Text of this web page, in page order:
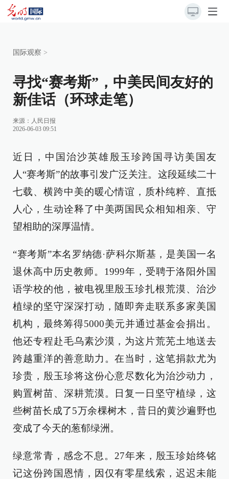
国际观察 >
寻找“赛考斯”，中美民间友好的
新佳话（环球走笔）
来源： 人民日报
2026-06-03 09:51
近日，中国治沙英雄殷玉珍跨国寻访美国友
人“赛考斯”的故事引发广泛关注。这段延续二十
七载、横跨中美的暖心情谊，质朴纯粹、直抵
人心，生动诠释了中美两国民众相知相亲、守
望相助的深厚温情。
“赛考斯”本名罗纳德·萨科尔斯基，是美国一名
退休高中历史教师。1999年，受聘于洛阳外国
语学校的他，被电视里殷玉珍扎根荒漠、治沙
植绿的坚守深深打动，随即奔走联系多家美国
机构，最终筹得5000美元并通过基金会捐出。
他还专程赴毛乌素沙漠，为这片荒芜土地送去
跨越重洋的善意助力。在当时，这笔捐款尤为
珍贵，殷玉珍将这份心意尽数化为治沙动力，
购置树苗、深耕荒漠。日复一日坚守植绿，这
些树苗长成了5万余棵树木，昔日的黄沙遍野也
变成了今天的葱郁绿洲。
绿意常青，感念不息。27年来，殷玉珍始终铭
记这份跨国恩情，因仅有零星线索，迟迟未能